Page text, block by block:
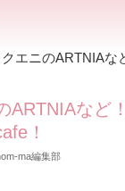
クエニのARTNIAな
ARTNIAなど
！
ma編集部